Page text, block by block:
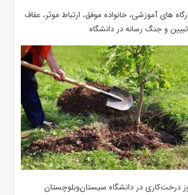
های آموزشی، خانواده موفق، ارتباط موثر، عفاف
و جنگ رسانه در دانشگاه
درخت‌کاری در دانشگاه سیستان‌وبلوچستان